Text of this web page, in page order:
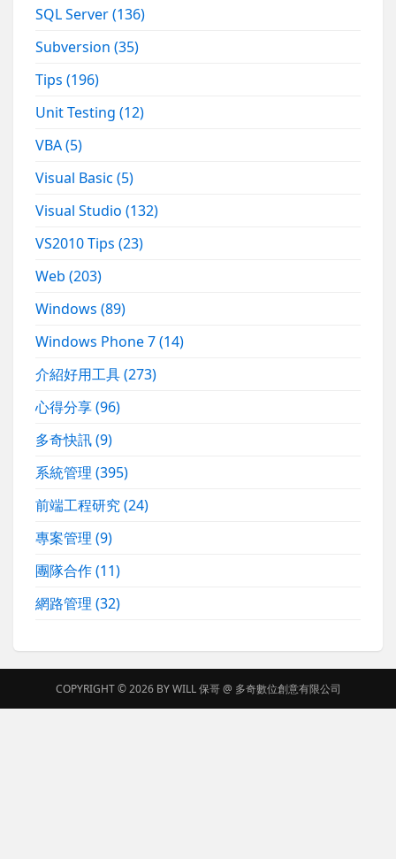
SQL Server(136)
Subversion(35)
Tips(196)
Unit Testing(12)
VBA(5)
Visual Basic(5)
Visual Studio(132)
VS2010 Tips(23)
Web(203)
Windows(89)
Windows Phone 7(14)
介紹好用工具(273)
心得分享(96)
多奇快訊(9)
系統管理(395)
前端工程研究(24)
專案管理(9)
團隊合作(11)
網路管理(32)
COPYRIGHT © 2026 BYWILL 保哥@ 多奇數位創意有限公司